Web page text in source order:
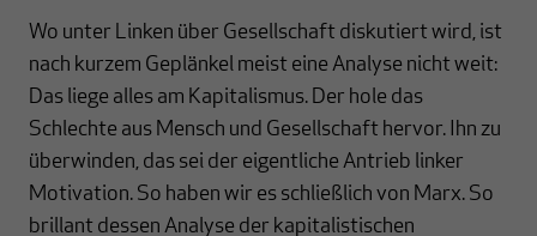
Wo unter Linken über Gesellschaft diskutiert wird, ist
nach kurzem Geplänkel meist eine Analyse nicht weit:
Das liege alles am Kapitalismus. Der hole das
Schlechte aus Mensch und Gesellschaft hervor. Ihn zu
überwinden, das sei der eigentliche Antrieb linker
Motivation. So haben wir es schließlich von Marx. So
brillant dessen Analyse der kapitalistischen